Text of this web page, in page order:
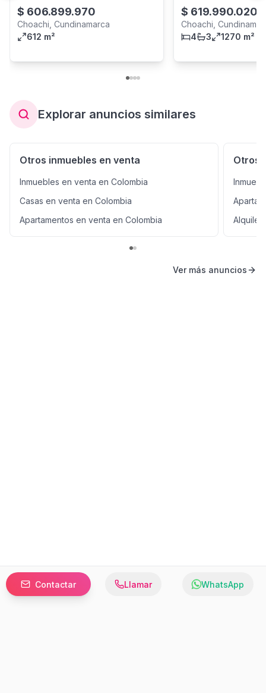
Contactar Llamar WhatsApp
$ 606.899.970
Choachi, Cundinamarca
612 m²
$ 619.990.020
Choachi,
4
3 1270 m²
Explorar anuncios similares
Otros inmuebles en venta
Inmuebles en venta en Colombia
Casas en venta en Colombia
Apartamentos en venta en Colombia
Otros
Ver más anuncios